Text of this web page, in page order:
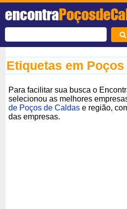
encontra
Etiquetas em Poços
Para facilitar sua busca o
selecionou as melhores
de Poços de Caldas e região,
das empresas.